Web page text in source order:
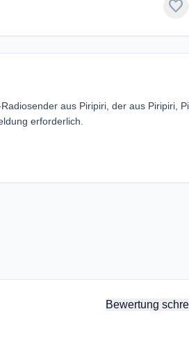
favorite
aus Piripiri, der aus Piripiri,
erforderlich.
Bewertung